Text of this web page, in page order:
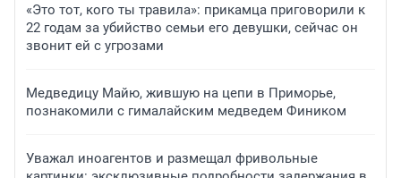
«Это тот, кого ты травила»: прикамца приговорили к
22 годам за убийство семьи его девушки, сейчас он
звонит ей с угрозами
Медведицу Майю, жившую на цепи в Приморье,
познакомили с гималайским медведем Фиником
Уважал иноагентов и размещал фривольные